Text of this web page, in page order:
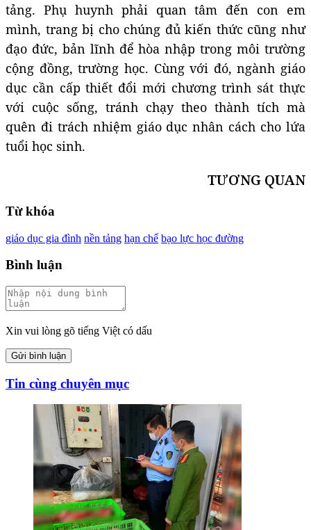
tảng. Phụ huynh phải quan tâm đến con em
mình, trang bị cho chúng đủ kiến thức cũng như
đạo đức, bản lĩnh để hòa nhập trong môi trường
cộng đồng, trường học. Cùng với đó, ngành giáo
dục cần cấp thiết đổi mới chương trình sát thực
với cuộc sống, tránh chạy theo thành tích mà
quên đi trách nhiệm giáo dục nhân cách cho lứa
tuổi học sinh.
TƯƠNG QUAN
Từ khóa
giáo dục gia đình nền tảng hạn chế bạo lực học đường
Bình luận
Xin vui lòng gõ tiếng Việt có dấu
Gửi bình luận
Tin cùng chuyên mục